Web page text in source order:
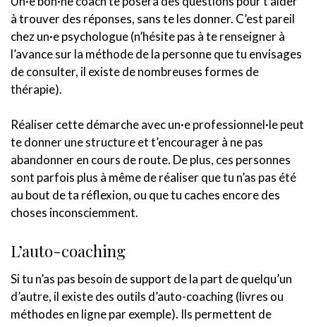
à trouver des réponses, sans te les donner. C’est pareil
chez un·e psychologue (n’hésite pas à te renseigner à
l’avance sur la méthode de la personne que tu envisages
de consulter, il existe de nombreuses formes de
thérapie).
Réaliser cette démarche avec un·e professionnel·le peut
te donner une structure et t’encourager à ne pas
abandonner en cours de route. De plus, ces personnes
sont parfois plus à même de réaliser que tu n’as pas été
au bout de ta réflexion, ou que tu caches encore des
choses inconsciemment.
L’auto-coaching
Si tu n’as pas besoin de support de la part de quelqu’un
d’autre, il existe des outils d’auto-coaching (livres ou
méthodes en ligne par exemple). Ils permettent de